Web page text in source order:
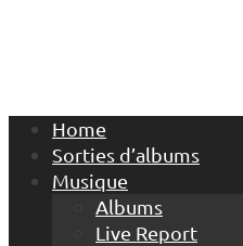
Home
Sorties d’albums
Musique
Albums
Live Report